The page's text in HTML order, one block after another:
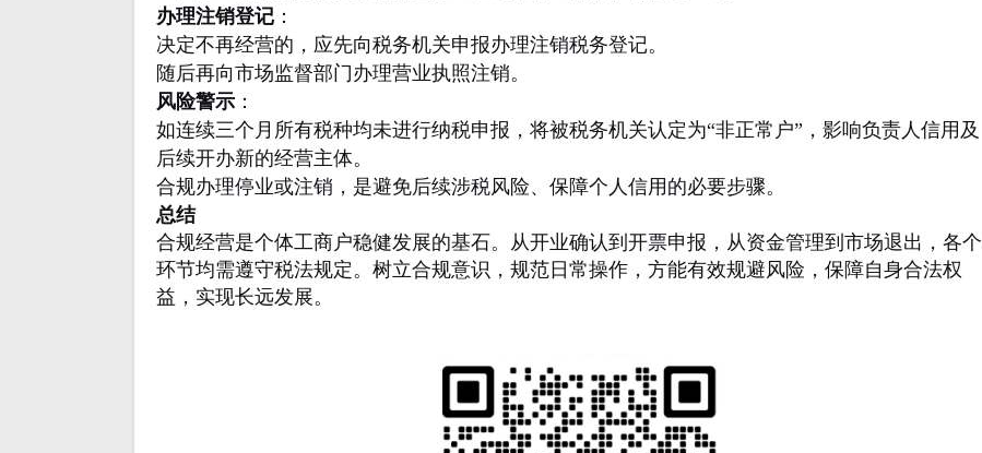
办理注销登记 ：
决定不再经营的，应先向税务机关申报办理注销税务登记。
随后再向市场监督部门办理营业执照注销。
风险警示 ：
如连续三个月所有税种均未进行纳税申报，将被税务机关认定为“非正常户”，影响负责人信用及
后续开办新的经营主体。
合规办理停业或注销，是避免后续涉税风险、保障个人信用的必要步骤。
总结
合规经营是个体工商户稳健发展的基石。从开业确认到开票申报，从资金管理到市场退出，各个
环节均需遵守税法规定。树立合规意识，规范日常操作，方能有效规避风险，保障自身合法权
益，实现长远发展。